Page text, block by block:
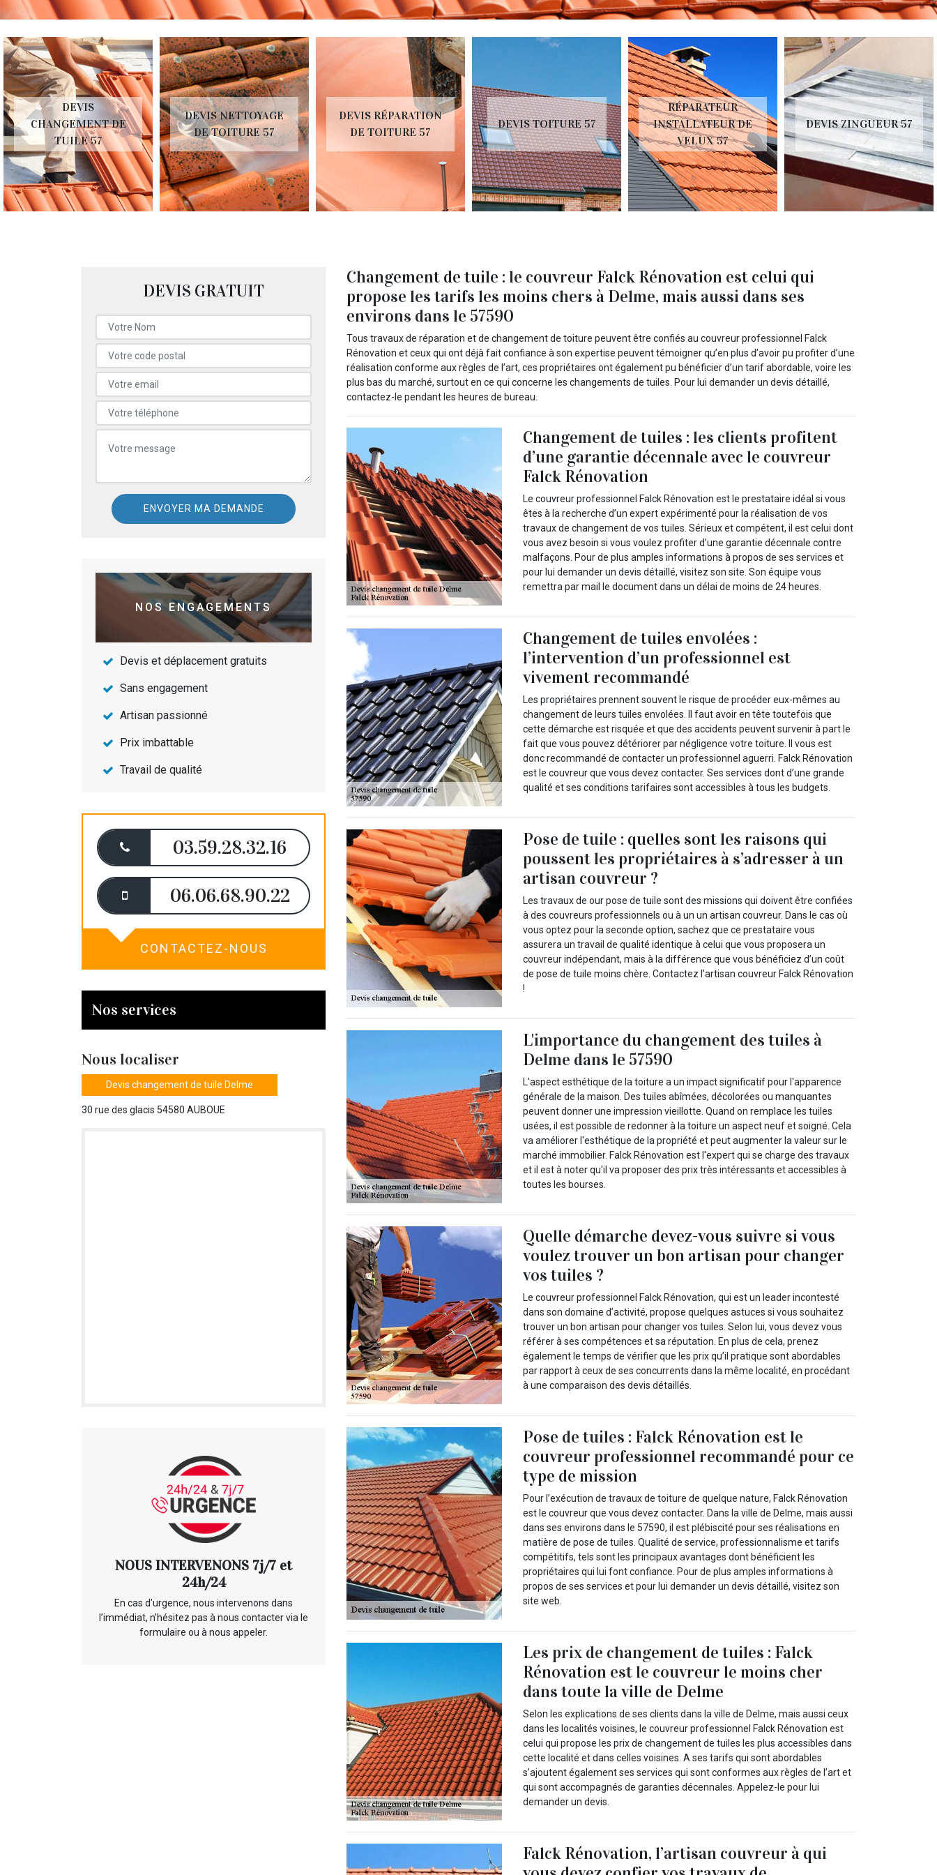
DEVIS
CHANGEMENT DE
TUILE 57
DEVIS NETTOYAGE
DE TOITURE 57
DEVIS RÉPARATION
DE TOITURE 57
DEVIS TOITURE 57
RÉPARATEUR
INSTALLATEUR DE
VELUX 57
DEVIS ZINGUEUR 57
DEVIS GRATUIT
NOS ENGAGEMENTS
Devis et déplacement gratuits
Sans engagement
Artisan passionné
Prix imbattable
Travail de qualité
03.59.28.32.16
06.06.68.90.22
CONTACTEZ-NOUS
Nos services
Nous localiser
Devis changement de tuile Delme
30 rue des glacis 54580 AUBOUE
NOUS INTERVENONS 7j/7 et
24h/24
En cas d’urgence, nous intervenons dans
l’immédiat, n’hésitez pas à nous contacter via le
formulaire ou à nous appeler.
Changement de tuile : le couvreur Falck Rénovation est celui qui
propose les tarifs les moins chers à Delme, mais aussi dans ses
environs dans le 57590
Tous travaux de réparation et de changement de toiture peuvent être confiés au couvreur professionnel Falck
Rénovation et ceux qui ont déjà fait confiance à son expertise peuvent témoigner qu’en plus d’avoir pu profiter d’une
réalisation conforme aux règles de l’art, ces propriétaires ont également pu bénéficier d’un tarif abordable, voire les
plus bas du marché, surtout en ce qui concerne les changements de tuiles. Pour lui demander un devis détaillé,
contactez-le pendant les heures de bureau.
Changement de tuiles : les clients profitent
d’une garantie décennale avec le couvreur
Falck Rénovation
Le couvreur professionnel Falck Rénovation est le prestataire idéal si vous
êtes à la recherche d’un expert expérimenté pour la réalisation de vos
travaux de changement de vos tuiles. Sérieux et compétent, il est celui dont
vous avez besoin si vous voulez profiter d’une garantie décennale contre
malfaçons. Pour de plus amples informations à propos de ses services et
pour lui demander un devis détaillé, visitez son site. Son équipe vous
remettra par mail le document dans un délai de moins de 24 heures.
Changement de tuiles envolées :
l’intervention d’un professionnel est
vivement recommandé
Les propriétaires prennent souvent le risque de procéder eux-mêmes au
changement de leurs tuiles envolées. Il faut avoir en tête toutefois que
cette démarche est risquée et que des accidents peuvent survenir à part le
fait que vous pouvez détériorer par négligence votre toiture. Il vous est
donc recommandé de contacter un professionnel aguerri. Falck Rénovation
est le couvreur que vous devez contacter. Ses services dont d’une grande
qualité et ses conditions tarifaires sont accessibles à tous les budgets.
Pose de tuile : quelles sont les raisons qui
poussent les propriétaires à s’adresser à un
artisan couvreur ?
Les travaux de our pose de tuile sont des missions qui doivent être confiées
à des couvreurs professionnels ou à un un artisan couvreur. Dans le cas où
vous optez pour la seconde option, sachez que ce prestataire vous
assurera un travail de qualité identique à celui que vous proposera un
couvreur indépendant, mais à la différence que vous bénéficiez d’un coût
de pose de tuile moins chère. Contactez l’artisan couvreur Falck Rénovation
!
L'importance du changement des tuiles à
Delme dans le 57590
L'aspect esthétique de la toiture a un impact significatif pour l'apparence
générale de la maison. Des tuiles abîmées, décolorées ou manquantes
peuvent donner une impression vieillotte. Quand on remplace les tuiles
usées, il est possible de redonner à la toiture un aspect neuf et soigné. Cela
va améliorer l'esthétique de la propriété et peut augmenter la valeur sur le
marché immobilier. Falck Rénovation est l'expert qui se charge des travaux
et il est à noter qu'il va proposer des prix très intéressants et accessibles à
toutes les bourses.
Quelle démarche devez-vous suivre si vous
voulez trouver un bon artisan pour changer
vos tuiles ?
Le couvreur professionnel Falck Rénovation, qui est un leader incontesté
dans son domaine d’activité, propose quelques astuces si vous souhaitez
trouver un bon artisan pour changer vos tuiles. Selon lui, vous devez vous
référer à ses compétences et sa réputation. En plus de cela, prenez
également le temps de vérifier que les prix qu’il pratique sont abordables
par rapport à ceux de ses concurrents dans la même localité, en procédant
à une comparaison des devis détaillés.
Pose de tuiles : Falck Rénovation est le
couvreur professionnel recommandé pour ce
type de mission
Pour l’exécution de travaux de toiture de quelque nature, Falck Rénovation
est le couvreur que vous devez contacter. Dans la ville de Delme, mais aussi
dans ses environs dans le 57590, il est plébiscité pour ses réalisations en
matière de pose de tuiles. Qualité de service, professionnalisme et tarifs
compétitifs, tels sont les principaux avantages dont bénéficient les
propriétaires qui lui font confiance. Pour de plus amples informations à
propos de ses services et pour lui demander un devis détaillé, visitez son
site web.
Les prix de changement de tuiles : Falck
Rénovation est le couvreur le moins cher
dans toute la ville de Delme
Selon les explications de ses clients dans la ville de Delme, mais aussi ceux
dans les localités voisines, le couvreur professionnel Falck Rénovation est
celui qui propose les prix de changement de tuiles les plus accessibles dans
cette localité et dans celles voisines. A ses tarifs qui sont abordables
s’ajoutent également ses services qui sont conformes aux règles de l’art et
qui sont accompagnés de garanties décennales. Appelez-le pour lui
demander un devis.
Falck Rénovation, l’artisan couvreur à qui